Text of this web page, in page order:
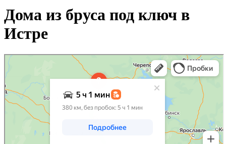
Дома из бруса под ключ в
Истре